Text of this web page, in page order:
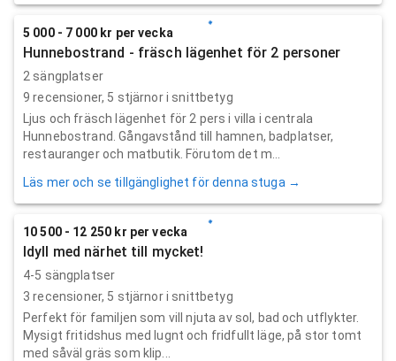
5 000 - 7 000 kr per vecka
Hunnebostrand - fräsch lägenhet för 2 personer
2 sängplatser
9 recensioner, 5 stjärnor i snittbetyg
Ljus och fräsch lägenhet för 2 pers i villa i centrala
Hunnebostrand. Gångavstånd till hamnen, badplatser,
restauranger och matbutik. Förutom det m...
Läs mer och se tillgänglighet för denna stuga →
10 500 - 12 250 kr per vecka
Idyll med närhet till mycket!
4-5 sängplatser
3 recensioner, 5 stjärnor i snittbetyg
Perfekt för familjen som vill njuta av sol, bad och utflykter.
Mysigt fritidshus med lugnt och fridfullt läge, på stor tomt
med såväl gräs som klip...